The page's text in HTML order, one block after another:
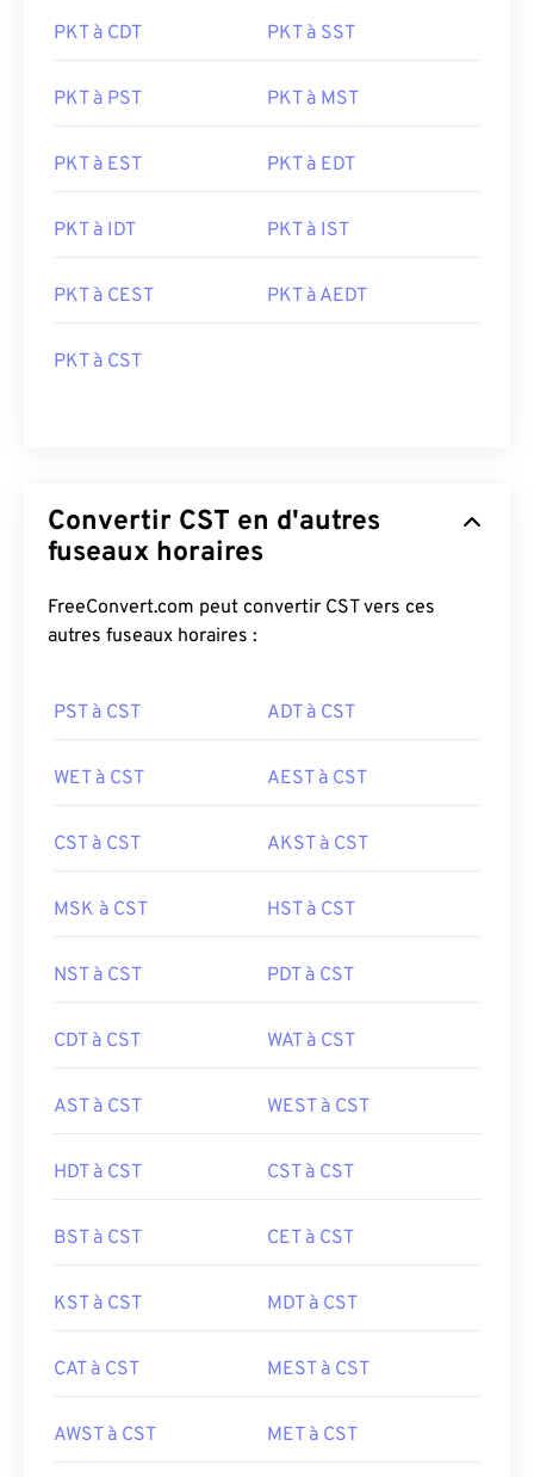
PKT à CDT PKT à SST
PKT à PST PKT à MST
PKT à EST PKT à EDT
PKT à IDT PKT à IST
PKT à CEST PKT à AEDT
PKT à CST
Convertir CST en d'autres
fuseaux horaires
FreeConvert.com peut convertir CST vers ces
autres fuseaux horaires :
PST à CST ADT à CST
WET à CST AEST à CST
CST à CST AKST à CST
MSK à CST HST à CST
NST à CST PDT à CST
CDT à CST WAT à CST
AST à CST WEST à CST
HDT à CST CST à CST
BST à CST CET à CST
KST à CST MDT à CST
CAT à CST MEST à CST
AWST à CST MET à CST